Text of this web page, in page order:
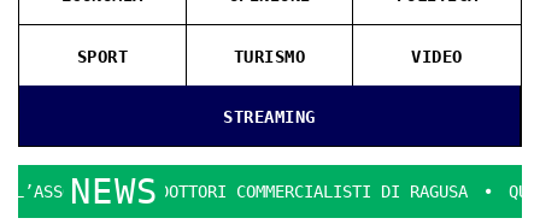
STREAMING
SPORT TURISMO VIDEO
NEWS
DOTTORI COMMERCIALISTI DI RAGUSA QUESTIONI DI